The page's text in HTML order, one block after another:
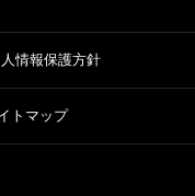
情報保護方針
トマップ